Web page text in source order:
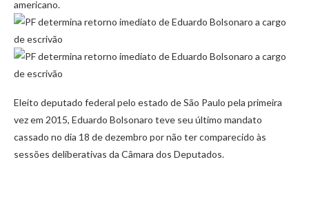
americano.
Eleito deputado federal pelo estado de São Paulo pela primeira
vez em 2015, Eduardo Bolsonaro teve seu último mandato
cassado no dia 18 de dezembro por não ter comparecido às
sessões deliberativas da Câmara dos Deputados.